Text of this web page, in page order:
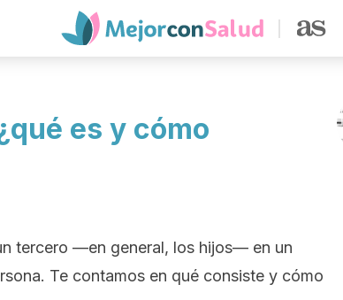
es y cómo
tercero —en general, los hijos— en un
Te contamos en qué consiste y cómo